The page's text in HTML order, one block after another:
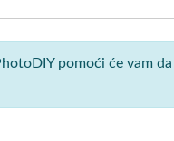
pomoći će vam